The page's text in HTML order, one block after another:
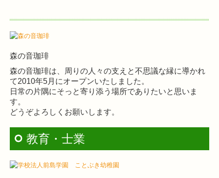
森の音珈琲
森の音珈琲は、周りの人々の支えと不思議な縁に導かれ
て2010年5月にオープンいたしました。
日常の片隅にそっと寄り添う場所でありたいと思いま
す。
どうぞよろしくお願いします。
教育・士業